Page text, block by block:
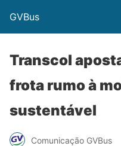
GVBus
Transcol
frota rumo à
sustentável
Comunicação GVBus